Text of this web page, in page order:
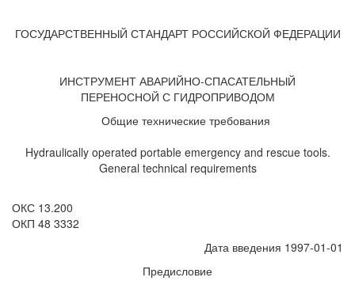
ГОСУДАРСТВЕННЫЙ СТАНДАРТ РОССИЙСКОЙ ФЕДЕРАЦИИ
ИНСТРУМЕНТ АВАРИЙНО-СПАСАТЕЛЬНЫЙ
ПЕРЕНОСНОЙ С ГИДРОПРИВОДОМ
Общие технические требования
Hydraulically operated portable emergency and rescue tools.
General technical requirements
ОКС 13.200
ОКП 48 3332
Дата введения 1997-01-01
Предисловие